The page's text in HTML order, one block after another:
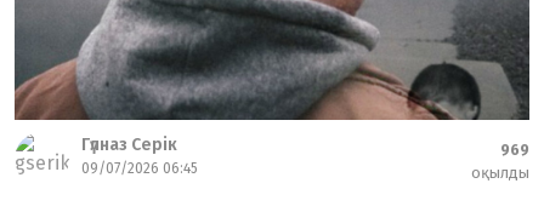
Гүлназ Серік
09/07/2026 06:45
969
оқылды